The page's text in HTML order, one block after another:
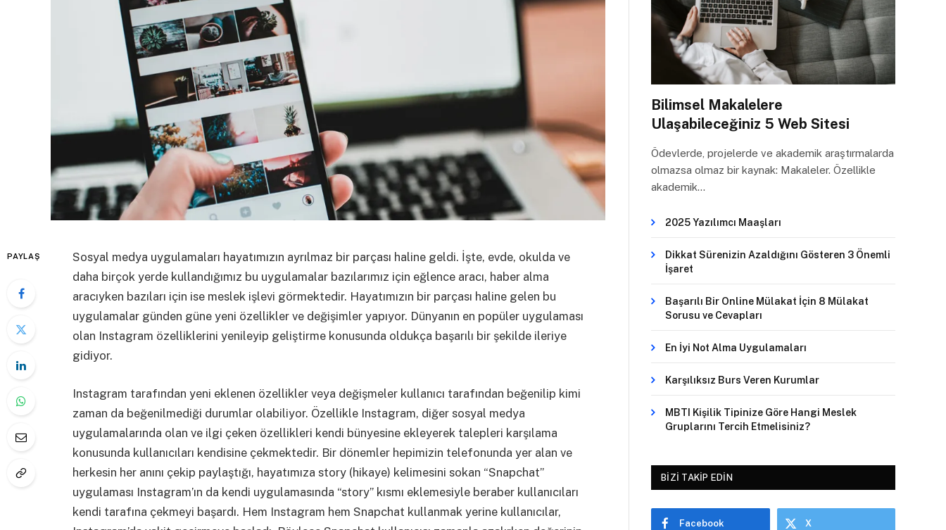
PAYLAŞ
Sosyal medya uygulamaları hayatımızın ayrılmaz bir parçası haline geldi. İşte, evde, okulda ve
daha birçok yerde kullandığımız bu uygulamalar bazılarımız için eğlence aracı, haber alma
aracıyken bazıları için ise meslek işlevi görmektedir. Hayatımızın bir parçası haline gelen bu
uygulamalar günden güne yeni özellikler ve değişimler yapıyor. Dünyanın en popüler uygulaması
olan Instagram özelliklerini yenileyip geliştirme konusunda oldukça başarılı bir şekilde ileriye
gidiyor.
Instagram tarafından yeni eklenen özellikler veya değişmeler kullanıcı tarafından beğenilip kimi
zaman da beğenilmediği durumlar olabiliyor. Özellikle Instagram, diğer sosyal medya
uygulamalarında olan ve ilgi çeken özellikleri kendi bünyesine ekleyerek talepleri karşılama
konusunda kullanıcıları kendisine çekmektedir. Bir dönemler hepimizin telefonunda yer alan ve
herkesin her anını çekip paylaştığı, hayatımıza story (hikaye) kelimesini sokan “Snapchat”
uygulaması Instagram’ın da kendi uygulamasında “story” kısmı eklemesiyle beraber kullanıcıları
kendi tarafına çekmeyi başardı. Hem Instagram hem Snapchat kullanmak yerine kullanıcılar,
Bilimsel Makalelere
Ulaşabileceğiniz 5 Web Sitesi
Ödevlerde, projelerde ve akademik araştırmalarda
olmazsa olmaz bir kaynak: Makaleler. Özellikle
akademik…
2025 Yazılımcı Maaşları
Dikkat Sürenizin Azaldığını Gösteren 3 Önemli
İşaret
Başarılı Bir Online Mülakat İçin 8 Mülakat
Sorusu ve Cevapları
En İyi Not Alma Uygulamaları
Karşılıksız Burs Veren Kurumlar
MBTI Kişilik Tipinize Göre Hangi Meslek
Gruplarını Tercih Etmelisiniz?
BIZI TAKIP EDIN
Facebook X